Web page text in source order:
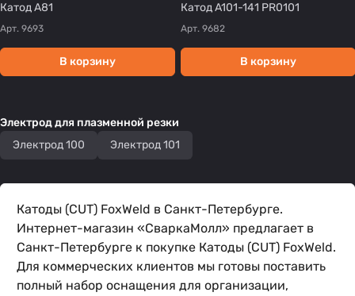
Катод A81
Арт. 9693
В корзину
Катод A101-141 PR0101
Арт. 9682
В корзину
Электрод для плазменной резки
Электрод 100
Электрод 101
Катоды (CUT) FoxWeld в Санкт-Петербурге.
Интернет-магазин «СваркаМолл» предлагает в
Санкт-Петербурге к покупке Катоды (CUT) FoxWeld.
Для коммерческих клиентов мы готовы поставить
полный набор оснащения для организации,